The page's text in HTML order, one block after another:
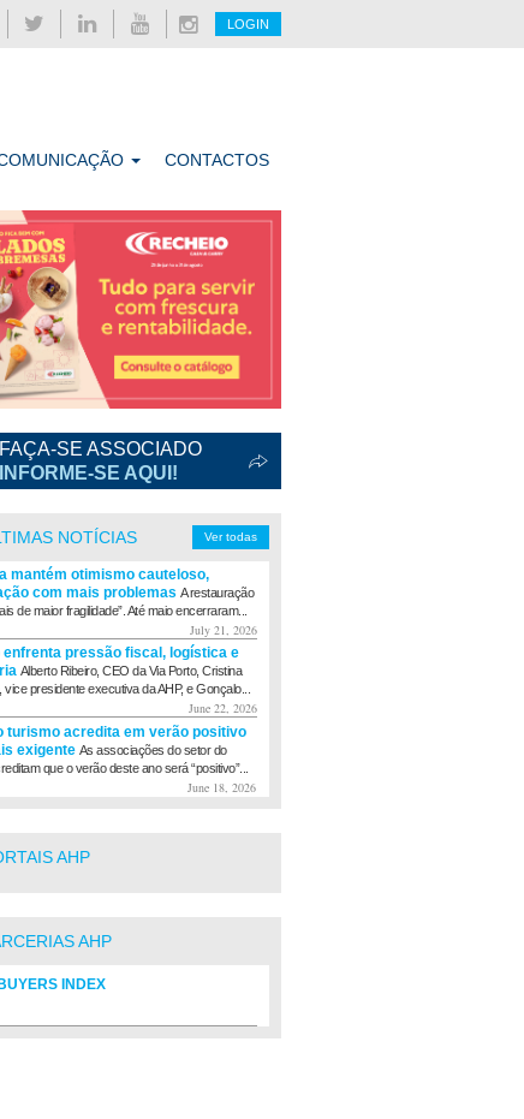
LOGIN
CONTACTOS
FAÇA-SE ASSOCIADO
INFORME-SE AQUI!
Ver todas
NOTÍCIAS
mantém otimismo cauteloso,
com mais problemas A restauração
de maior fragilidade”. Até maio encerraram...
July 21, 2026
enfrenta pressão fiscal, logística e
Alberto Ribeiro, CEO da Via Porto, Cristina
vice presidente executiva da AHP, e Gonçalo...
June 22, 2026
turismo acredita em verão positivo
exigente As associações do setor do
que o verão deste ano será “positivo”...
June 18, 2026
AHP
AHP
INDEX